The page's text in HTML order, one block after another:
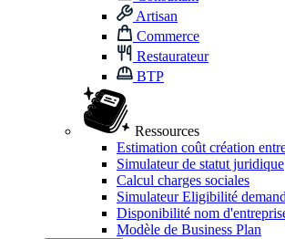
Artisan
Commerce
Restaurateur
BTP
Ressources
Estimation coût création
Simulateur de statut juridique
Calcul charges sociales
Simulateur Eligibilité
Disponibilité nom
Modèle de Business Plan